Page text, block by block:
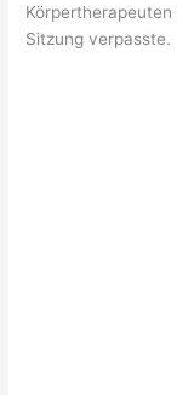
Sitzung verpasste.